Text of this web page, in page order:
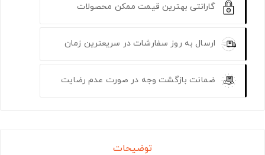
گارانتی بهترین قیمت ممکن محصولات
ارسال به روز سفارشات در سریعترین زمان
ضمانت بازگشت وجه در صورت عدم رضایت
توضیحات